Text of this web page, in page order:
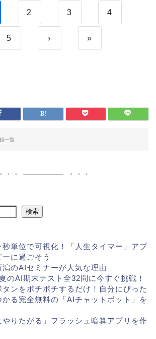
2 3 4
5 › »
一覧
検索
秒単位で可視化！「人生タイマー」アプ
に過ごそう
のAIセミナーが人気な理由
のAI期末テスト全32問に今すぐ挑戦！
タンをポチポチするだけ！自分にぴった
かる完全無料の「AIチャットボット」を
りたがる」フラッシュ暗算アプリを作